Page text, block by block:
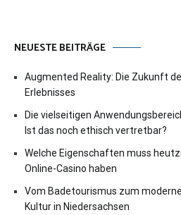
NEUESTE BEITRÄGE
Augmented Reality: Die Zukunft
Erlebnisses
Die vielseitigen
Ist das noch ethisch vertretbar?
Welche Eigenschaften muss
Online-Casino haben
Vom Badetourismus zum
Kultur in Niedersachsen